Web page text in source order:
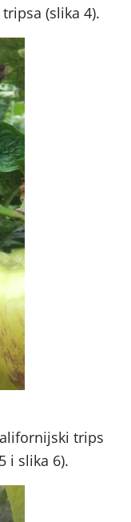
(slika 4).
trips
i slika 6).